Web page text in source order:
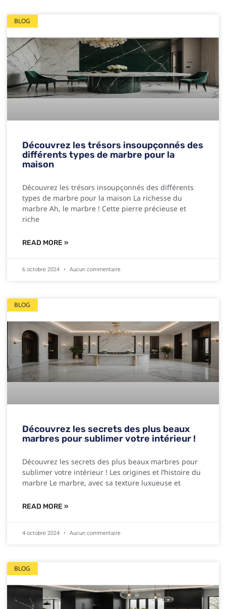
BLOG
Découvrez les trésors insoupçonnés des
différents types de marbre pour la
maison
Découvrez les trésors insoupçonnés des différents
types de marbre pour la maison La richesse du
marbre Ah, le marbre ! Cette pierre précieuse et
riche
READ MORE »
6 octobre 2024 Aucun commentaire
BLOG
Découvrez les secrets des plus beaux
marbres pour sublimer votre intérieur !
Découvrez les secrets des plus beaux marbres pour
sublimer votre intérieur ! Les origines et l’histoire du
marbre Le marbre, avec sa texture luxueuse et
READ MORE »
4 octobre 2024 Aucun commentaire
BLOG